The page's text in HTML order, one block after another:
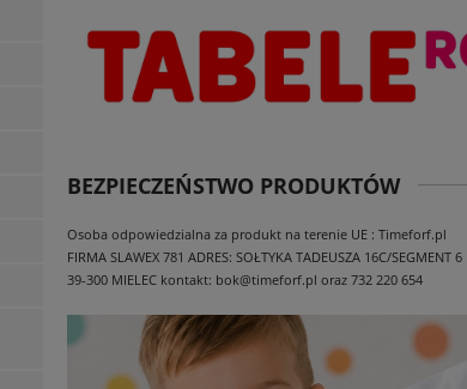
BEZPIECZEŃSTWO PRODUKTÓW
Osoba odpowiedzialna za produkt na terenie UE : Timeforf.pl
FIRMA SLAWEX 781 ADRES: SOŁTYKA TADEUSZA 16C/SEGMENT 6
39-300 MIELEC kontakt: bok@timeforf.pl oraz 732 220 654